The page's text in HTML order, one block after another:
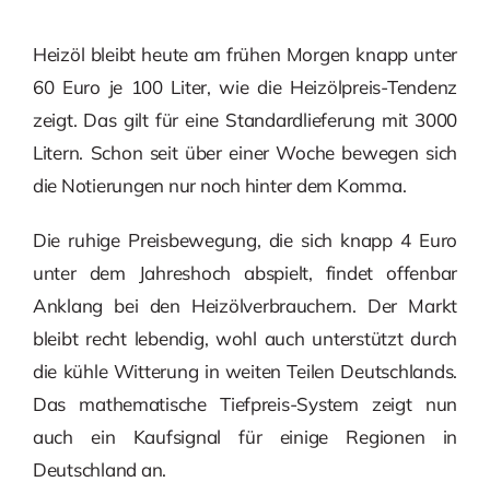
Heizöl bleibt heute am frühen Morgen knapp unter
60 Euro je 100 Liter, wie die Heizölpreis-Tendenz
zeigt. Das gilt für eine Standardlieferung mit 3000
Litern. Schon seit über einer Woche bewegen sich
die Notierungen nur noch hinter dem Komma.
Die ruhige Preisbewegung, die sich knapp 4 Euro
unter dem Jahreshoch abspielt, findet offenbar
Anklang bei den Heizölverbrauchern. Der Markt
bleibt recht lebendig, wohl auch unterstützt durch
die kühle Witterung in weiten Teilen Deutschlands.
Das mathematische Tiefpreis-System zeigt nun
auch ein Kaufsignal für einige Regionen in
Deutschland an.